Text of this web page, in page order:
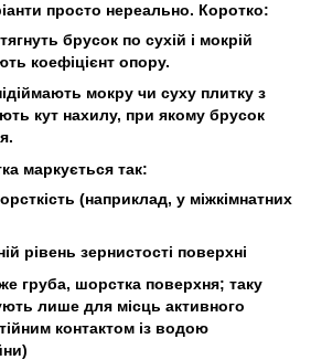
просто нереально. Коротко:
брусок по сухій і мокрій
коефіцієнт опору.
мокру чи суху плитку з
кут нахилу, при якому брусок
маркується так:
(наприклад, у міжкімнатних
рівень зернистості поверхні
груба, шорстка поверхня; таку
лише для місць активного
контактом із водою